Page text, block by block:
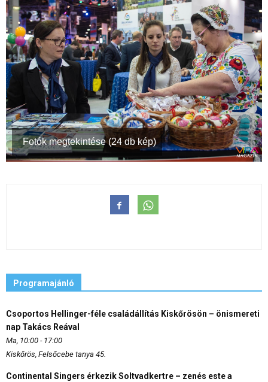
Fotók megtekintése (24 db kép)
Programajánló
Csoportos Hellinger-féle családállítás Kiskőrösön – önismereti
nap Takács Reával
Ma, 10:00 - 17:00
Kiskőrös, Felsőcebe tanya 45.
Continental Singers érkezik Soltvadkertre – zenés este a